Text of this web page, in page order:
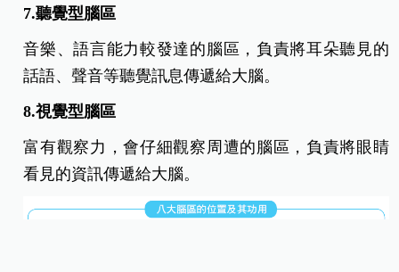
7.聽覺型腦區
音樂、語言能力較發達的腦區，負責將耳朵聽見的
話語、聲音等聽覺訊息傳遞給大腦。
8.視覺型腦區
富有觀察力，會仔細觀察周遭的腦區，負責將眼睛
看見的資訊傳遞給大腦。